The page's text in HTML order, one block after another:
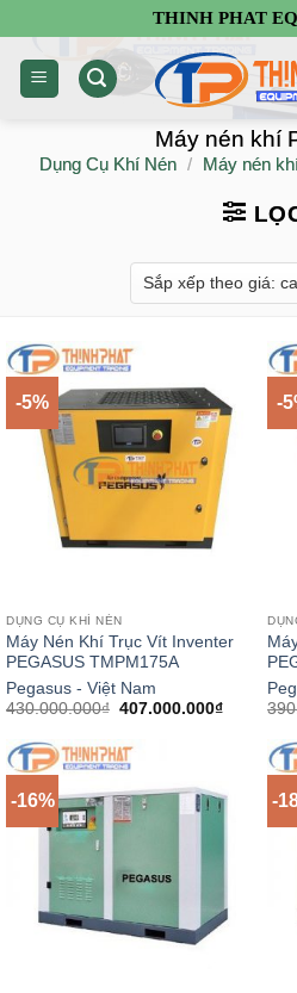
đến
dung
THINH PHAT
Máy nén khí
Dụng Cụ Khí Nén / Máy nén
-5%
DỤNG CỤ KHÍ NÉN
Máy Nén Khí Trục Vít Inventer
PEGASUS TMPM175A
Pegasus - Việt Nam
430.000.000₫ Giá
430.000.000₫.
407.000.000₫Giá
-
-16% -